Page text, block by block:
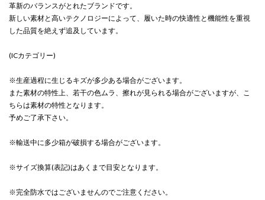
革新のバランスがとれたブランドです。
新しい素材と高いテクノロジーによって、履いた時の快適性と機能性を重視
した品質を絶えず追及しています。
(ICカテゴリー)
※生産過程に生じるキズが多少ある場合がございます。
また素材の特性上、若干の色ムラ、擦れが見られる場合がございますが、こ
ちらは素材の特性となります。
予めご了承下さい。
※輸送中に多少箱が破損する場合がございます。
※サイズ換算(表記)はあくまで目安となります。
※完全防水ではございませんのでご注意ください。